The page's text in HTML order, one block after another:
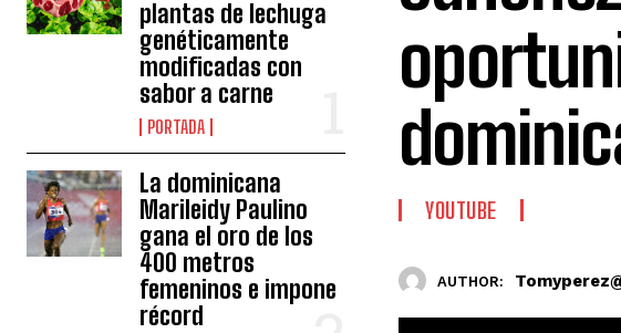
plantas de lechuga
genéticamente
modificadas con
sabor a carne
PORTADA
La dominicana
Marileidy Paulino
gana el oro de los
400 metros
femeninos e impone
récord
YOUTUBE
AUTHOR: